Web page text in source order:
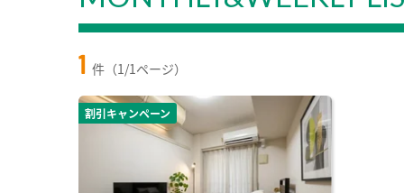
1 件（1/1ページ）
割引キャンペーン